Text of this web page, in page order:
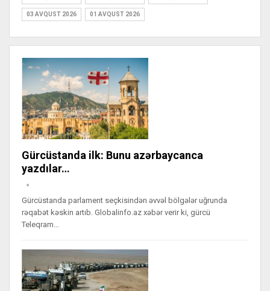
03 AVQUST 2026 01 AVQUST 2026
Gürcüstanda ilk: Bunu azərbaycanca
yazdılar…
Gürcüstanda parlament seçkisindən əvvəl bölgələr uğrunda
rəqabət kəskin artıb. Globalinfo.az xəbər verir ki, gürcü
Teleqram…